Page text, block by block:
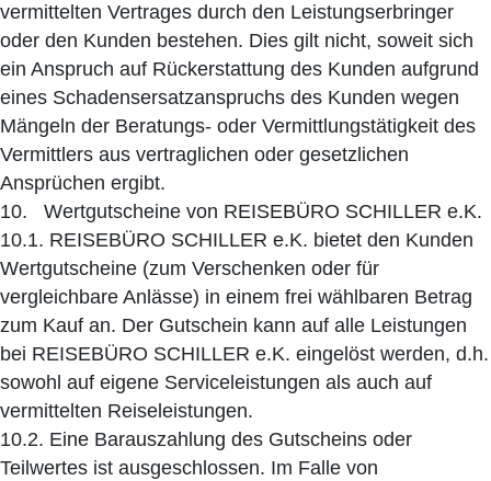
vermittelten Vertrages durch den Leistungserbringer
oder den Kunden bestehen. Dies gilt nicht, soweit sich
ein Anspruch auf Rückerstattung des Kunden aufgrund
eines Schadensersatzanspruchs des Kunden wegen
Mängeln der Beratungs- oder Vermittlungstätigkeit des
Vermittlers aus vertraglichen oder gesetzlichen
Ansprüchen ergibt.
10. Wertgutscheine von REISEBÜRO SCHILLER e.K.
10.1. REISEBÜRO SCHILLER e.K. bietet den Kunden
Wertgutscheine (zum Verschenken oder für
vergleichbare Anlässe) in einem frei wählbaren Betrag
zum Kauf an. Der Gutschein kann auf alle Leistungen
bei REISEBÜRO SCHILLER e.K. eingelöst werden, d.h.
sowohl auf eigene Serviceleistungen als auch auf
vermittelten Reiseleistungen.
10.2. Eine Barauszahlung des Gutscheins oder
Teilwertes ist ausgeschlossen. Im Falle von